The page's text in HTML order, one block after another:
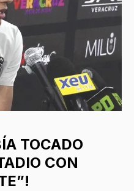
TOCADO
CON